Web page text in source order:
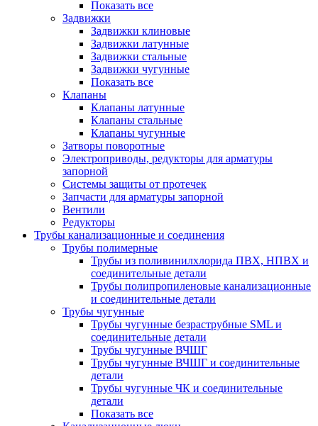
Показать все
Задвижки
Задвижки клиновые
Задвижки латунные
Задвижки стальные
Задвижки чугунные
Показать все
Клапаны
Клапаны латунные
Клапаны стальные
Клапаны чугунные
Затворы поворотные
Электроприводы, редукторы для арматуры
запорной
Системы защиты от протечек
Запчасти для арматуры запорной
Вентили
Редукторы
Трубы канализационные и соединения
Трубы полимерные
Трубы из поливинилхлорида ПВХ, НПВХ и
соединительные детали
Трубы полипропиленовые канализационные
и соединительные детали
Трубы чугунные
Трубы чугунные безраструбные SML и
соединительные детали
Трубы чугунные ВЧШГ
Трубы чугунные ВЧШГ и соединительные
детали
Трубы чугунные ЧК и соединительные
детали
Показать все